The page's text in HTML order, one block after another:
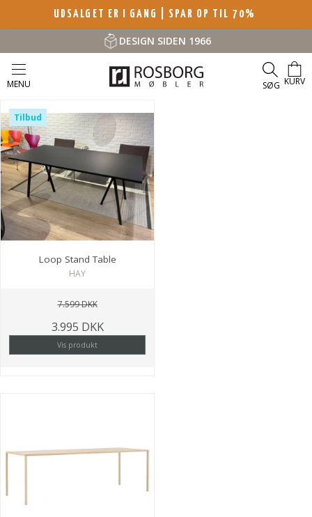
UDSALGET ER I GANG | SPAR OP TIL 70%
DESIGN SIDEN 1966
MENU SØG KURV
Tilbud
Loop Stand Table
HAY
7.599 DKK
3.995 DKK
Vis produkt